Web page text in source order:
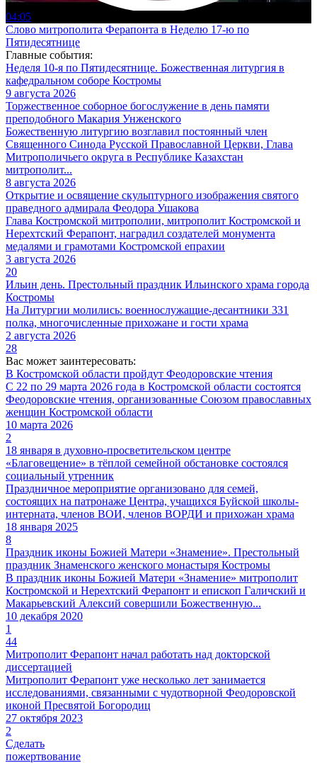
04:05
Слово митрополита Ферапонта в Неделю 17-ю по
Пятидесятнице
Главные события:
Неделя 10-я по Пятидесятнице. Божественная литургия в
кафедральном соборе Костромы
9 августа 2026
Торжественное соборное богослужение в день памяти
преподобного Макария Унженского
Божественную литургию возглавил постоянный член
Священного Синода Русской Православной Церкви, Глава
Митрополичьего округа в Республике Казахстан
митрополит...
8 августа 2026
Открытие и освящение скульптурного изображения святого
праведного адмирала Феодора Ушакова
Глава Костромской митрополии, митрополит Костромской и
Нерехтский Ферапонт, наградил создателей монумента
медалями и грамотами Костромской епрахии
3 августа 2026
20
Ильин день. Престольный праздник Ильинского храма города
Костромы
На Литургии молились: военнослужащие-десантники 331
полка, многочисленные прихожане и гости храма
2 августа 2026
28
Вас может заинтересовать:
В Костромской области пройдут Феодоровские чтения
С 22 по 29 марта 2026 года в Костромской области состоятся
Феодоровские чтения, организованные Союзом православных
женщин Костромской области
10 марта 2026
2
18 января в духовно-просветительском центре
«Благовещение» в тёплой семейной обстановке состоялся
социальный утренник
Праздничное мероприятие организовано для семей,
состоящих на патронаже Центра, учащихся Буйской школы-
интерната, членов ВОИ, членов ВОРДИ и прихожан храма
18 января 2025
8
Праздник иконы Божией Матери «Знамение». Престольный
праздник Знаменского женского монастыря Костромы
В праздник иконы Божией Матери «Знамение» митрополит
Костромской и Нерехтский Ферапонт и епископ Галичский и
Макарьевский Алексий совершили Божественную...
10 декабря 2020
1
44
Митрополит Ферапонт начал работать над докторской
диссертацией
Митрополит Ферапонт уже несколько лет занимается
исследованиями, связанными с чудотворной Феодоровской
иконой Пресвятой Богородиц
27 октября 2023
2
Сделать
пожертвование